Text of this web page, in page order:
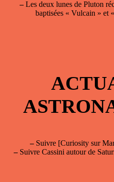
–Les deux lunes de Pluton
baptisées « Vulcain » et
–Suivre [Curiosity sur
–Suivre Cassini autour de